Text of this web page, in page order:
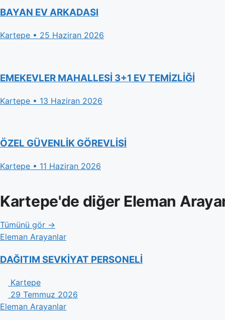
BAYAN EV ARKADASI
Kartepe • 25 Haziran 2026
EMEKEVLER MAHALLESİ 3+1 EV TEMİZLİĞİ
Kartepe • 13 Haziran 2026
ÖZEL GÜVENLİK GÖREVLİSİ
Kartepe • 11 Haziran 2026
Kartepe'de diğer Eleman
Tümünü gör →
Eleman Arayanlar
DAĞITIM SEVKİYAT PERSONELİ
Kartepe
29 Temmuz 2026
Eleman Arayanlar